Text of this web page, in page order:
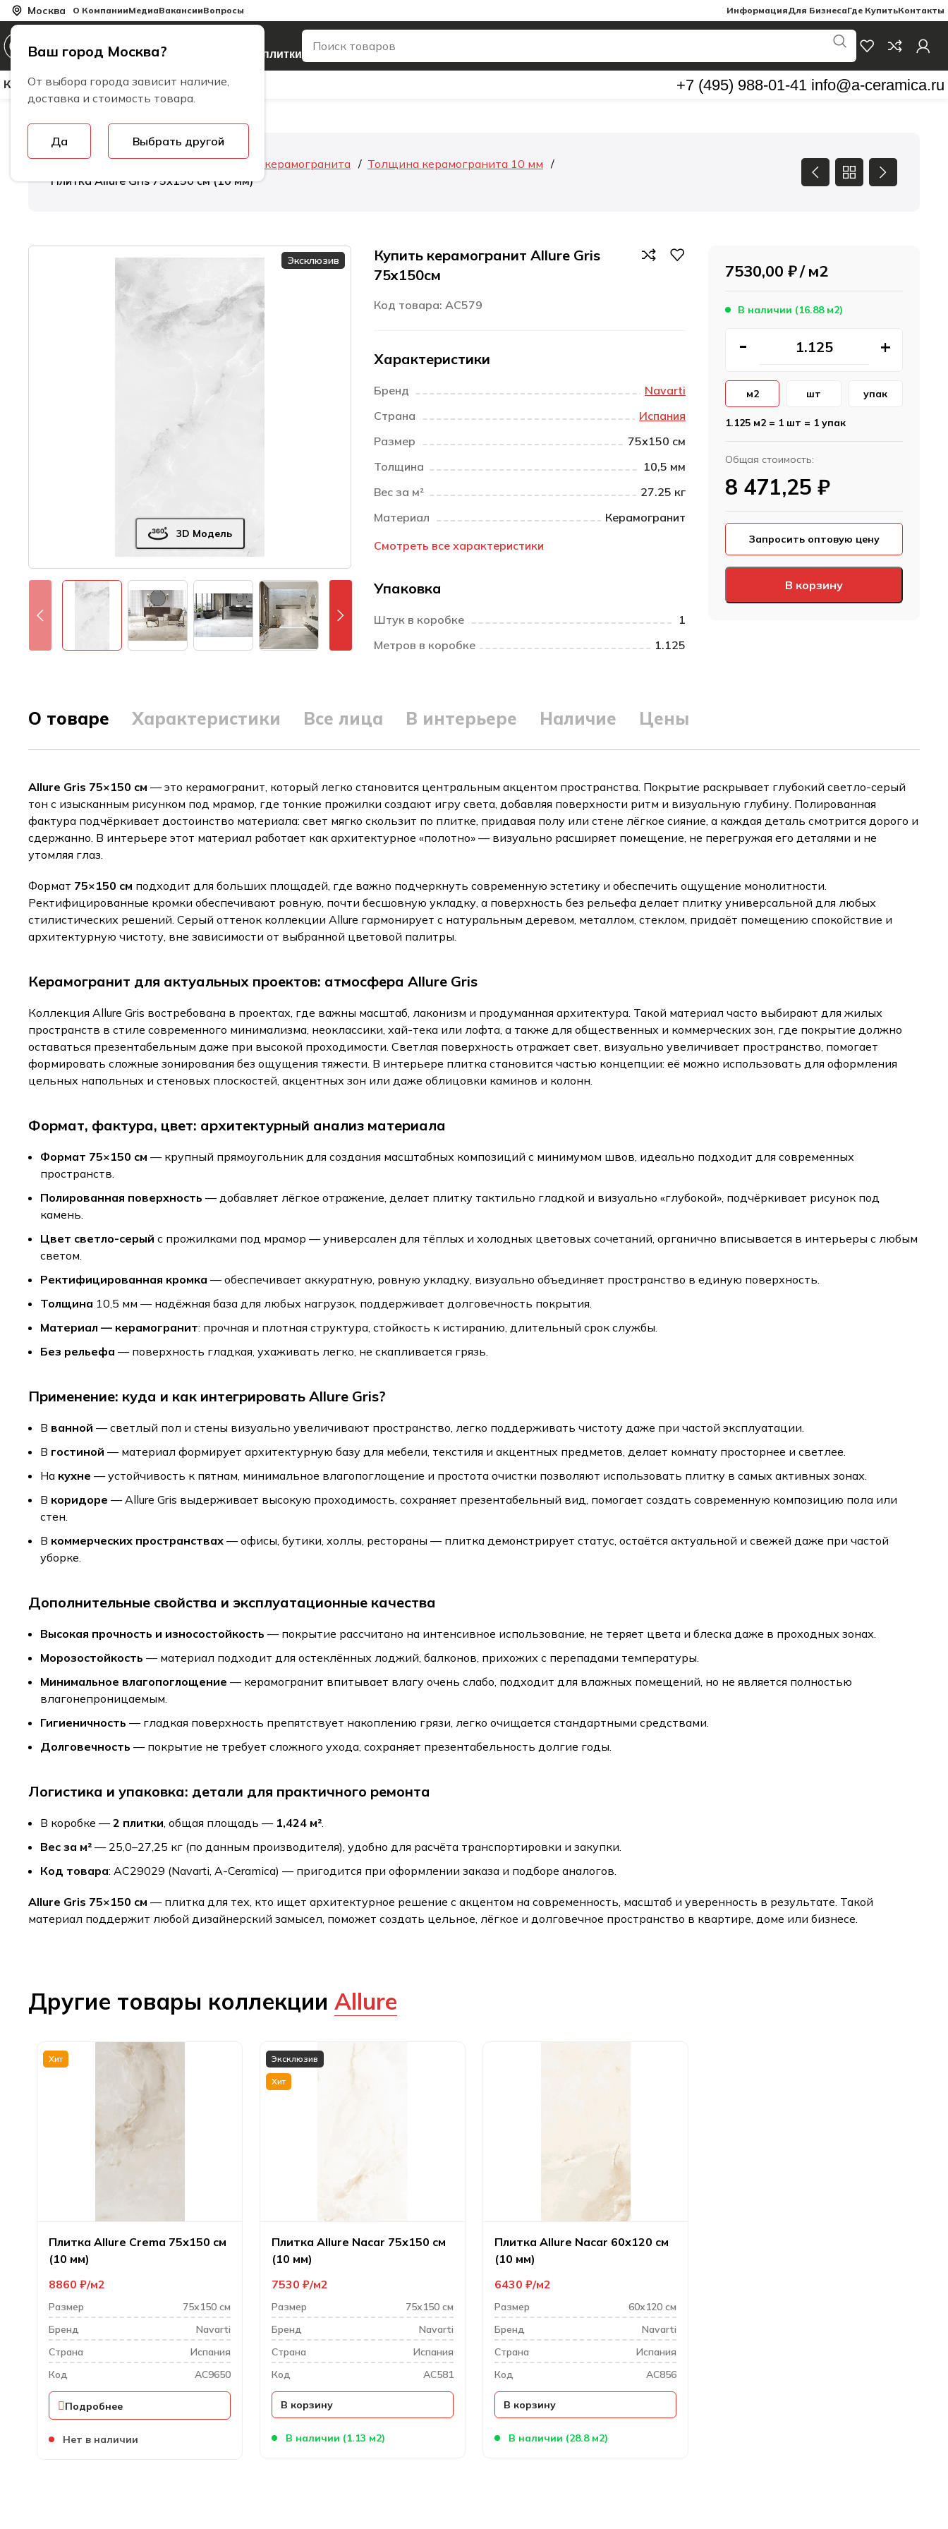
Москва
Ваш город Москва?
От выбора города зависит наличие,
доставка и стоимость товара.
Да Выбрать другой
О КомпанииМедиаВакансииВопросы ИнформацияДля БизнесаГде КупитьКонтакты
керамогранита и плитки
Керамическая ПлиткаКерамогранитБренды +7 (495) 988-01-41 info@a-ceramica.ru
Толщина керамогранита
Толщина керамогранита 10 мм
Плитка Allure Gris 75х150 см (10 мм)
3D Модель
Эксклюзив
Купить керамогранит Allure Gris
75x150см
Код товара: AC579
Характеристики
Бренд
Navarti
Страна
Испания
Размер
75х150 см
Толщина
10,5 мм
Вес за м²
27.25 кг
Материал
Керамогранит
Смотреть все характеристики
Упаковка
Штук в коробке
1
Метров в коробке
1.125
7530,00 ₽ м2
В наличии (16.88 м2)
В корзину
м2 шт упак
1.125 м2 = 1 шт = 1 упак
Общая стоимость:
8 471,25 ₽
Запросить оптовую цену
О товаре Характеристики Все лица В интерьере Наличие Цены
Allure Gris 75×150 см — это керамогранит, который легко становится центральным акцентом пространства. Покрытие раскрывает глубокий светло-серый
тон с изысканным рисунком под мрамор, где тонкие прожилки создают игру света, добавляя поверхности ритм и визуальную глубину. Полированная
фактура подчёркивает достоинство материала: свет мягко скользит по плитке, придавая полу или стене лёгкое сияние, а каждая деталь смотрится дорого и
сдержанно. В интерьере этот материал работает как архитектурное «полотно» — визуально расширяет помещение, не перегружая его деталями и не
утомляя глаз.
Формат 75×150 см подходит для больших площадей, где важно подчеркнуть современную эстетику и обеспечить ощущение монолитности.
Ректифицированные кромки обеспечивают ровную, почти бесшовную укладку, а поверхность без рельефа делает плитку универсальной для любых
стилистических решений. Серый оттенок коллекции Allure гармонирует с натуральным деревом, металлом, стеклом, придаёт помещению спокойствие и
архитектурную чистоту, вне зависимости от выбранной цветовой палитры.
Керамогранит для актуальных проектов: атмосфера Allure Gris
Коллекция Allure Gris востребована в проектах, где важны масштаб, лаконизм и продуманная архитектура. Такой материал часто выбирают для жилых
пространств в стиле современного минимализма, неоклассики, хай-тека или лофта, а также для общественных и коммерческих зон, где покрытие должно
оставаться презентабельным даже при высокой проходимости. Светлая поверхность отражает свет, визуально увеличивает пространство, помогает
формировать сложные зонирования без ощущения тяжести. В интерьере плитка становится частью концепции: её можно использовать для оформления
цельных напольных и стеновых плоскостей, акцентных зон или даже облицовки каминов и колонн.
Формат, фактура, цвет: архитектурный анализ материала
Формат 75×150 см — крупный прямоугольник для создания масштабных композиций с минимумом швов, идеально подходит для современных
пространств.
Полированная поверхность — добавляет лёгкое отражение, делает плитку тактильно гладкой и визуально «глубокой», подчёркивает рисунок под
камень.
Цвет светло-серый с прожилками под мрамор — универсален для тёплых и холодных цветовых сочетаний, органично вписывается в интерьеры с любым
светом.
Ректифицированная кромка — обеспечивает аккуратную, ровную укладку, визуально объединяет пространство в единую поверхность.
Толщина 10,5 мм — надёжная база для любых нагрузок, поддерживает долговечность покрытия.
Материал — керамогранит: прочная и плотная структура, стойкость к истиранию, длительный срок службы.
Без рельефа — поверхность гладкая, ухаживать легко, не скапливается грязь.
Применение: куда и как интегрировать Allure Gris?
В ванной — светлый пол и стены визуально увеличивают пространство, легко поддерживать чистоту даже при частой эксплуатации.
В гостиной — материал формирует архитектурную базу для мебели, текстиля и акцентных предметов, делает комнату просторнее и светлее.
На кухне — устойчивость к пятнам, минимальное влагопоглощение и простота очистки позволяют использовать плитку в самых активных зонах.
В коридоре — Allure Gris выдерживает высокую проходимость, сохраняет презентабельный вид, помогает создать современную композицию пола или
стен.
В коммерческих пространствах — офисы, бутики, холлы, рестораны — плитка демонстрирует статус, остаётся актуальной и свежей даже при частой
уборке.
Дополнительные свойства и эксплуатационные качества
Высокая прочность и износостойкость — покрытие рассчитано на интенсивное использование, не теряет цвета и блеска даже в проходных зонах.
Морозостойкость — материал подходит для остеклённых лоджий, балконов, прихожих с перепадами температуры.
Минимальное влагопоглощение — керамогранит впитывает влагу очень слабо, подходит для влажных помещений, но не является полностью
влагонепроницаемым.
Гигиеничность — гладкая поверхность препятствует накоплению грязи, легко очищается стандартными средствами.
Долговечность — покрытие не требует сложного ухода, сохраняет презентабельность долгие годы.
Логистика и упаковка: детали для практичного ремонта
В коробке —2 плитки, общая площадь — 1,424 м².
Вес за м² — 25,0–27,25 кг (по данным производителя), удобно для расчёта транспортировки и закупки.
Код товара: AC29029 (Navarti, A-Ceramica) — пригодится при оформлении заказа и подборе аналогов.
Allure Gris 75×150 см — плитка для тех, кто ищет архитектурное решение с акцентом на современность, масштаб и уверенность в результате. Такой
материал поддержит любой дизайнерский замысел, поможет создать цельное, лёгкое и долговечное пространство в квартире, доме или бизнесе.
Другие товары коллекции Allure
Хит
Плитка Allure Crema 75х150 см
(10 мм)
Нет в наличии
8860 ₽ м2
Размер
75х150 см
Бренд
Navarti
Cтрана
Испания
Код
AC9650
Подробнее
Эксклюзив
Хит
Плитка Allure Nacar 75х150 см
(10 мм)
В наличии (1.13 м2)
7530 ₽ м2
Размер
75х150 см
Бренд
Navarti
Cтрана
Испания
Код
AC581
В корзину
Плитка Allure Nacar 60х120 см
(10 мм)
В наличии (28.8 м2)
6430 ₽ м2
Размер
60х120 см
Бренд
Navarti
Cтрана
Испания
Код
AC856
В корзину